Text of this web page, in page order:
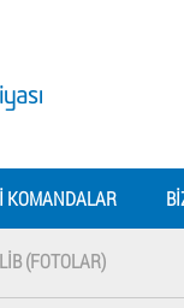
KOMANDALAR
(FOTOLAR)